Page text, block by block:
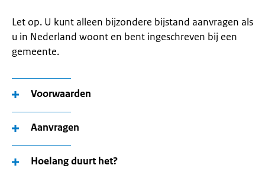
Let op. U kunt alleen bijzondere bijstand aanvragen als
u in Nederland woont en bent ingeschreven bij een
gemeente.
Voorwaarden
Aanvragen
Hoelang duurt het?